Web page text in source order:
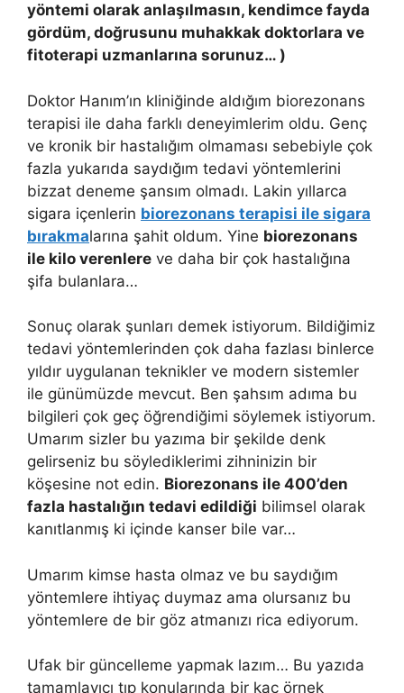
yöntemi olarak anlaşılmasın, kendimce fayda
gördüm, doğrusunu muhakkak doktorlara ve
fitoterapi uzmanlarına sorunuz… )
Doktor Hanım’ın kliniğinde aldığım biorezonans
terapisi ile daha farklı deneyimlerim oldu. Genç
ve kronik bir hastalığım olmaması sebebiyle çok
fazla yukarıda saydığım tedavi yöntemlerini
bizzat deneme şansım olmadı. Lakin yıllarca
sigara içenlerin biorezonans terapisi ile sigara
bırakmalarına şahit oldum. Yine biorezonans
ile kilo verenlere ve daha bir çok hastalığına
şifa bulanlara…
Sonuç olarak şunları demek istiyorum. Bildiğimiz
tedavi yöntemlerinden çok daha fazlası binlerce
yıldır uygulanan teknikler ve modern sistemler
ile günümüzde mevcut. Ben şahsım adıma bu
bilgileri çok geç öğrendiğimi söylemek istiyorum.
Umarım sizler bu yazıma bir şekilde denk
gelirseniz bu söylediklerimi zihninizin bir
köşesine not edin. Biorezonans ile 400’den
fazla hastalığın tedavi edildiği bilimsel olarak
kanıtlanmış ki içinde kanser bile var…
Umarım kimse hasta olmaz ve bu saydığım
yöntemlere ihtiyaç duymaz ama olursanız bu
yöntemlere de bir göz atmanızı rica ediyorum.
Ufak bir güncelleme yapmak lazım… Bu yazıda
tamamlayıcı tıp konularında bir kaç örnek